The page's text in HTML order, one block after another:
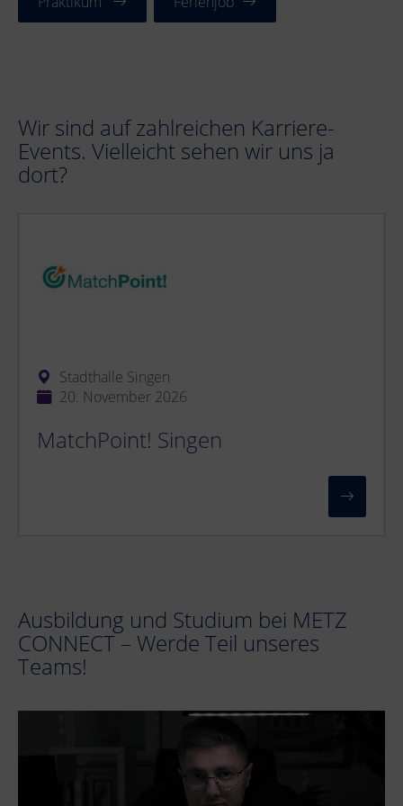
Wir sind auf zahlreichen Karriere-
Events. Vielleicht sehen wir uns ja
dort?
Stadthalle Singen
20. November 2026
MatchPoint! Singen
Ausbildung und Studium bei METZ
CONNECT – Werde Teil unseres
Teams!